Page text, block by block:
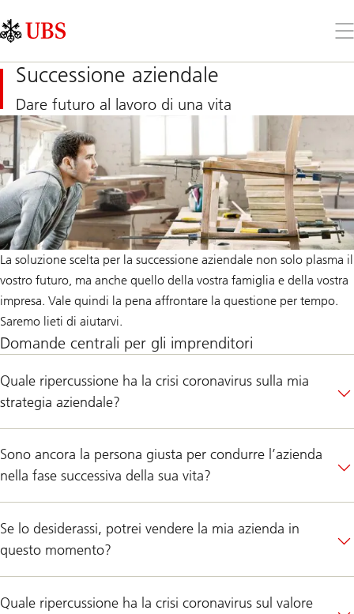
Links
Area
il
Successione aziendale
Dare futuro al lavoro di una vita
La soluzione scelta per la successione aziendale non solo plasma il
vostro futuro, ma anche quello della vostra famiglia e della vostra
impresa. Vale quindi la pena affrontare la questione per tempo.
Saremo lieti di aiutarvi.
Domande centrali per gli imprenditori
Quale ripercussione ha la crisi coronavirus sulla mia
strategia aziendale?
Sono ancora la persona giusta per condurre l’azienda
nella fase successiva della sua vita?
Se lo desiderassi, potrei vendere la mia azienda in
questo momento?
Quale ripercussione ha la crisi coronavirus sul valore